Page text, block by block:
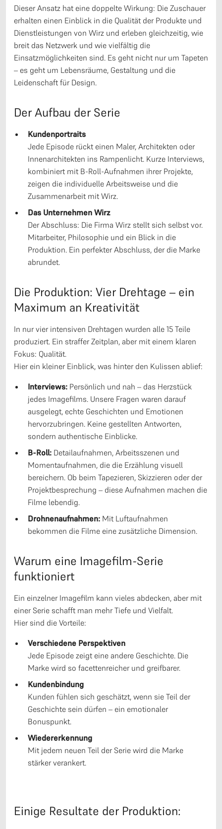
Dieser Ansatz hat eine doppelte Wirkung: Die Zuschauer
erhalten einen Einblick in die Qualität der Produkte und
Dienstleistungen von Wirz und erleben gleichzeitig, wie
breit das Netzwerk und wie vielfältig die
Einsatzmöglichkeiten sind. Es geht nicht nur um Tapeten
– es geht um Lebensräume, Gestaltung und die
Leidenschaft für Design.
Der Aufbau der Serie
Kundenportraits
Jede Episode rückt einen Maler, Architekten oder
Innenarchitekten ins Rampenlicht. Kurze Interviews,
kombiniert mit B-Roll-Aufnahmen ihrer Projekte,
zeigen die individuelle Arbeitsweise und die
Zusammenarbeit mit Wirz.
Das Unternehmen Wirz
Der Abschluss: Die Firma Wirz stellt sich selbst vor.
Mitarbeiter, Philosophie und ein Blick in die
Produktion. Ein perfekter Abschluss, der die Marke
abrundet.
Die Produktion: Vier Drehtage – ein
Maximum an Kreativität
In nur vier intensiven Drehtagen wurden alle 15 Teile
produziert. Ein straffer Zeitplan, aber mit einem klaren
Fokus: Qualität.
Hier ein kleiner Einblick, was hinter den Kulissen ablief:
Interviews: Persönlich und nah – das Herzstück
jedes Imagefilms. Unsere Fragen waren darauf
ausgelegt, echte Geschichten und Emotionen
hervorzubringen. Keine gestellten Antworten,
sondern authentische Einblicke.
B-Roll: Detailaufnahmen, Arbeitsszenen und
Momentaufnahmen, die die Erzählung visuell
bereichern. Ob beim Tapezieren, Skizzieren oder der
Projektbesprechung – diese Aufnahmen machen die
Filme lebendig.
Drohnenaufnahmen: Mit Luftaufnahmen
bekommen die Filme eine zusätzliche Dimension.
Warum eine Imagefilm-Serie
funktioniert
Ein einzelner Imagefilm kann vieles abdecken, aber mit
einer Serie schafft man mehr Tiefe und Vielfalt.
Hier sind die Vorteile:
Verschiedene Perspektiven
Jede Episode zeigt eine andere Geschichte. Die
Marke wird so facettenreicher und greifbarer.
Kundenbindung
Kunden fühlen sich geschätzt, wenn sie Teil der
Geschichte sein dürfen – ein emotionaler
Bonuspunkt.
Wiedererkennung
Mit jedem neuen Teil der Serie wird die Marke
stärker verankert.
Einige Resultate der Produktion: